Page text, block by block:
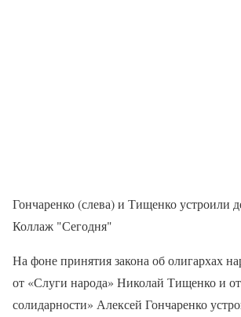
Гончаренко (слева) и Тищенко устроили
Коллаж "Сегодня"
На фоне принятия закона об олигархах
от «Слуги народа» Николай Тищенко и
солидарности» Алексей Гончаренко